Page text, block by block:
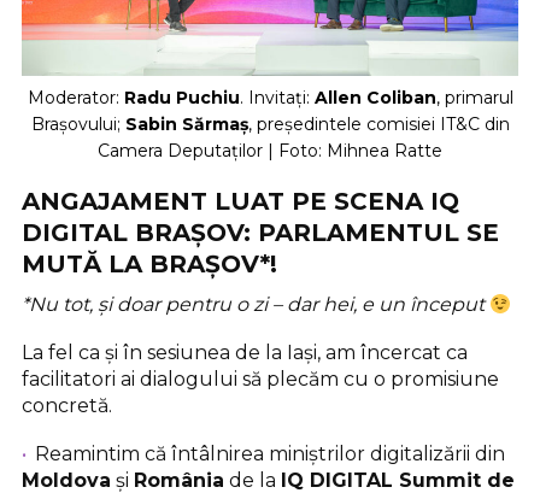
Moderator: Radu Puchiu. Invitați: Allen Coliban, primarul
Brașovului; Sabin Sărmaș, președintele comisiei IT&C din
Camera Deputaților | Foto: Mihnea Ratte
ANGAJAMENT LUAT PE SCENA IQ
DIGITAL BRAȘOV: PARLAMENTUL SE
MUTĂ LA BRAȘOV*!
*Nu tot, și doar pentru o zi – dar hei, e un început
La fel ca și în sesiunea de la Iași, am încercat ca
facilitatori ai dialogului să plecăm cu o promisiune
concretă.
Reamintim că întâlnirea miniștrilor digitalizării din
Moldova și România de la IQ DIGITAL Summit de